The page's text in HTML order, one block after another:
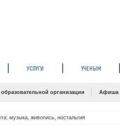
УСЛУГИ УЧЕНЫМ
организации Афиша
музыка, живопись, ностальгия